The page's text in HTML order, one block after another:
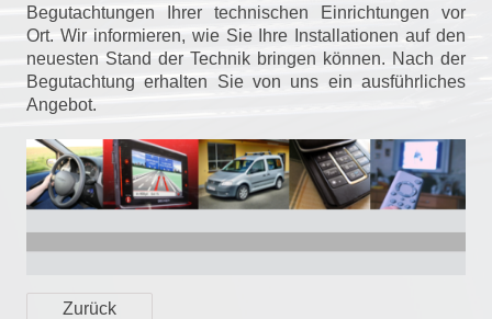
Begutachtungen Ihrer technischen Einrichtungen vor
Ort. Wir informieren, wie Sie Ihre Installationen auf den
neuesten Stand der Technik bringen können. Nach der
Begutachtung erhalten Sie von uns ein ausführliches
Angebot.
Zurück